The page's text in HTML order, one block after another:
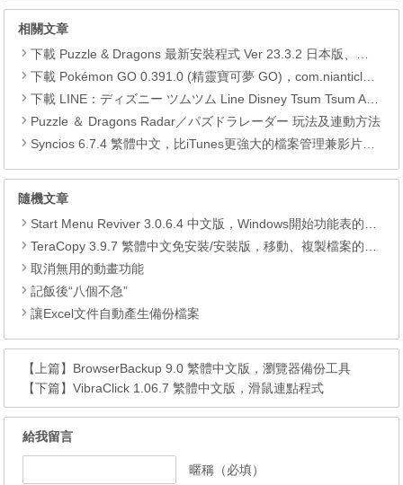
相關文章
下載 Puzzle & Dragons 最新安裝程式 Ver 23.3.2 日本版、港台版… (PAD Radar) (.apk) (.xapk)
下載 Pokémon GO 0.391.0 (精靈寶可夢 GO)，com.nianticlabs.pokemongo (.apk) (.xapk)
下載 LINE：ディズニー ツムツム Line Disney Tsum Tsum APK
Puzzle ＆ Dragons Radar／パズドラレーダー 玩法及連動方法
Syncios 6.7.4 繁體中文，比iTunes更強大的檔案管理兼影片轉檔工具
隨機文章
Start Menu Reviver 3.0.6.4 中文版，Windows開始功能表的改造軟體
TeraCopy 3.9.7 繁體中文免安裝/安裝版，移動、複製檔案的好幫手
取消無用的動畫功能
記飯後“八個不急”
讓Excel文件自動產生備份檔案
【上篇】 BrowserBackup 9.0 繁體中文版，瀏覽器備份工具
【下篇】VibraClick 1.06.7 繁體中文版，滑鼠連點程式
給我留言
暱稱（必填）